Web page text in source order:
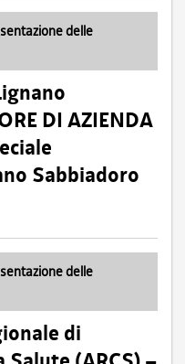
delle
DI AZIENDA
Sabbiadoro
delle
di